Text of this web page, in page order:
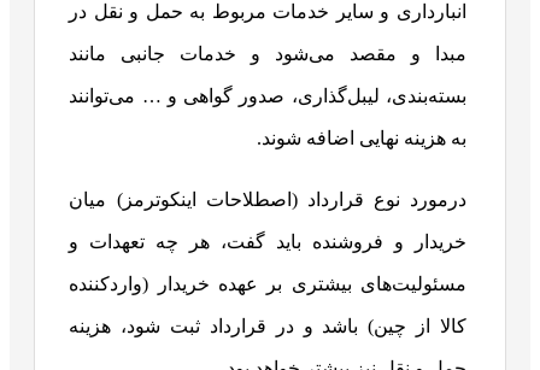
انبارداری و سایر خدمات مربوط به حمل و نقل در
مبدا و مقصد می‌شود و خدمات جانبی مانند
بسته‌بندی، لیبل‌گذاری، صدور گواهی و … می‌توانند
به هزینه نهایی اضافه شوند.
درمورد نوع قرارداد (اصطلاحات اینکوترمز) میان
خریدار و فروشنده باید گفت، هر چه تعهدات و
مسئولیت‌های بیشتری بر عهده خریدار (واردکننده
کالا از چین) باشد و در قرارداد ثبت شود، هزینه